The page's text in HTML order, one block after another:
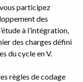
participez
des
à l’intégration,
des charges défini
du cycle en V.
règles de codage